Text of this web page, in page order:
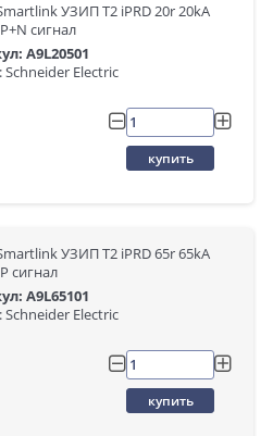
УЗИП Т2 iPRD 20r 20kA
сигнал
A9L20501
Schneider Electric
купить
УЗИП Т2 iPRD 65r 65kA
сигнал
A9L65101
Schneider Electric
купить